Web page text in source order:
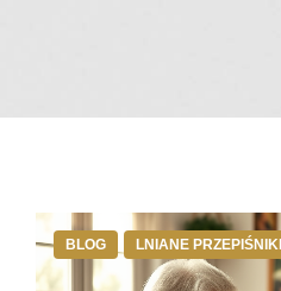
BLOG LNIANE PRZEPIŚNIKI